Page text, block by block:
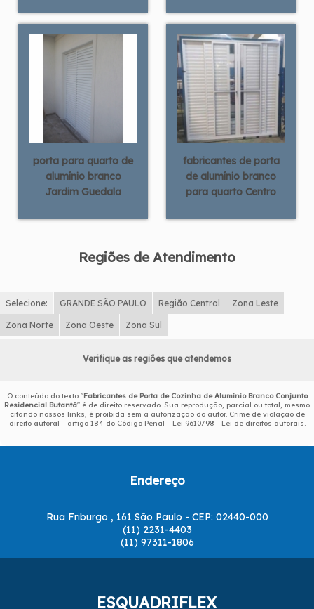
porta para quarto de
alumínio branco
Jardim Guedala
fabricantes de porta
de alumínio branco
para quarto Centro
Regiões de Atendimento
Selecione: GRANDE SÃO PAULO Região Central Zona Leste
Zona Norte Zona Oeste Zona Sul
Verifique as regiões que atendemos
O conteúdo do texto "Fabricantes de Porta de Cozinha de Alumínio Branco Conjunto
Residencial Butantã" é de direito reservado. Sua reprodução, parcial ou total, mesmo
citando nossos links, é proibida sem a autorização do autor. Crime de violação de
direito autoral – artigo 184 do Código Penal – Lei 9610/98 - Lei de direitos autorais
Endereço
Rua Friburgo , 161 São Paulo - CEP: 02440-000
(11) 2231-4403
(11) 97311-1806
ESQUADRIFLEX